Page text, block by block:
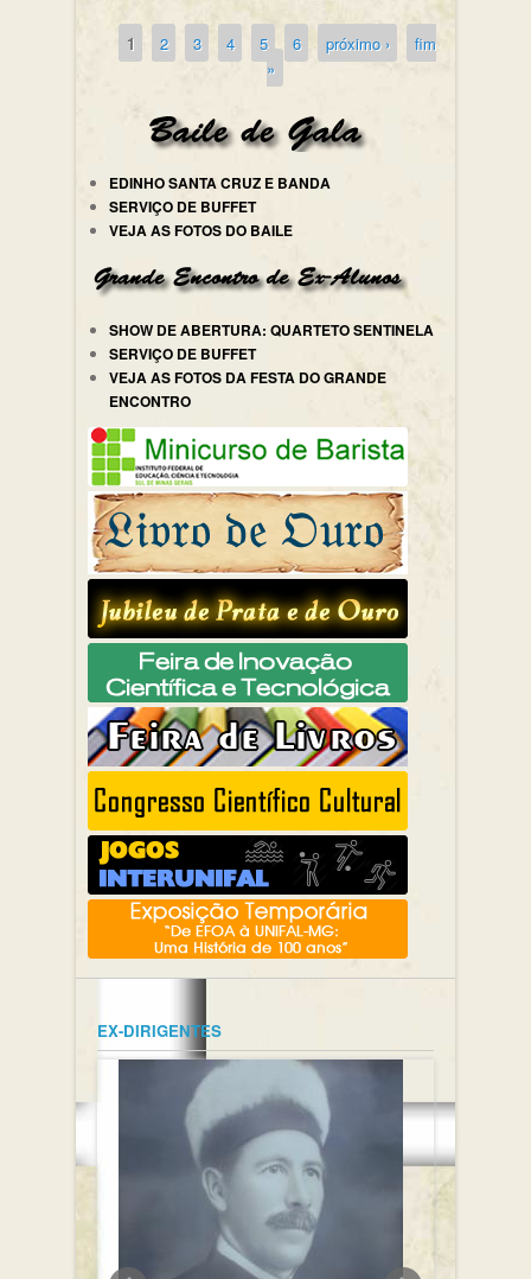
Páginas
1 2 3 4 5 6 próximo ›
fim
»
EDINHO SANTA CRUZ E BANDA
SERVIÇO DE BUFFET
VEJA AS FOTOS DO BAILE
SHOW DE ABERTURA: QUARTETO SENTINELA
SERVIÇO DE BUFFET
VEJA AS FOTOS DA FESTA DO GRANDE
ENCONTRO
EX-DIRIGENTES